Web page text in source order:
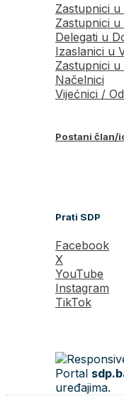
Zastupnici u
Zastupnici u
Delegati u
Izaslanici u
Zastupnici
Načelnici
Vijećnici /
Postani član/
Prati SDP
Facebook
X
YouTube
Instagram
TikTok
Portal
uređajima.